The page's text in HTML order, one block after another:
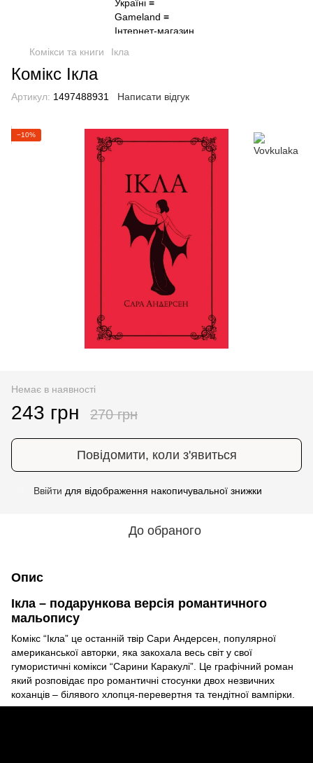
Комікси та книги Ікла
Комікс Ікла
Артикул: 1497488931 Написати відгук
−10%
Немає в наявності
243 грн 270 грн
Повідомити, коли з'явиться
Ввійти для відображення накопичувальної знижки
До обраного
Опис
Ікла – подарункова версія романтичного
мальопису
Комікс “Ікла” це останній твір Сари Андерсен, популярної
американської авторки, яка закохала весь світ у свої
гумористичні комікси “Сарини Каракулі”. Це графічний роман
який розповідає про романтичні стосунки двох незвичних
коханців – білявого хлопця-перевертня та тендітної вампірки.